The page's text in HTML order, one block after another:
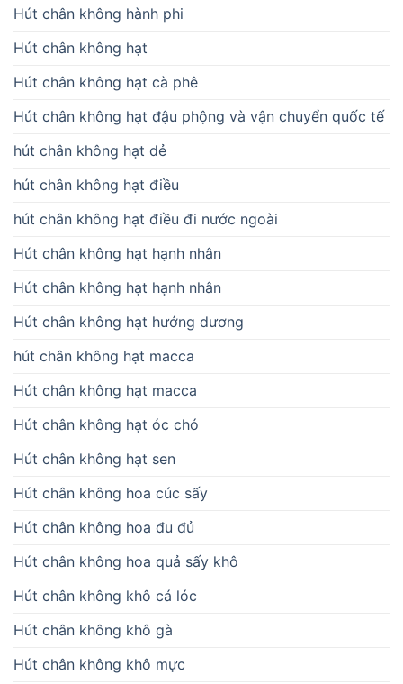
Hút chân không hành phi
Hút chân không hạt
Hút chân không hạt cà phê
Hút chân không hạt đậu phộng và vận chuyển quốc tế
hút chân không hạt dẻ
hút chân không hạt điều
hút chân không hạt điều đi nước ngoài
Hút chân không hạt hạnh nhân
Hút chân không hạt hạnh nhân
Hút chân không hạt hướng dương
hút chân không hạt macca
Hút chân không hạt macca
Hút chân không hạt óc chó
Hút chân không hạt sen
Hút chân không hoa cúc sấy
Hút chân không hoa đu đủ
Hút chân không hoa quả sấy khô
Hút chân không khô cá lóc
Hút chân không khô gà
Hút chân không khô mực